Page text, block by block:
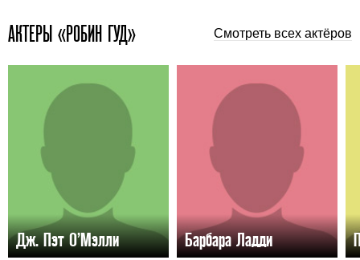
АКТЕРЫ «РОБИН ГУД» Смотреть всех актёров
Дж. Пэт О’Мэлли Барбара Ладди